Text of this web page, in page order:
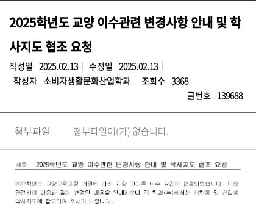
2025학년도 교양 이수관련 변경사항 안내 및 학
사지도 협조 요청
작성일 2025.02.13 수정일 2025.02.13
작성자 소비자생활문화산업학과 조회수 3368
글번호 139688
첨부파일 첨부파일이(가) 없습니다.